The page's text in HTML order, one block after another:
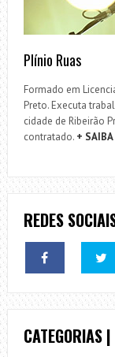
Plínio Ruas
Formado em
Preto. Executa
cidade de Ribeirão
contratado. +
REDES
CATEGORIAS